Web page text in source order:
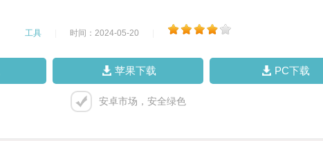
工具 时间：2024-05-20
苹果下载 PC下载
安卓市场，安全绿色